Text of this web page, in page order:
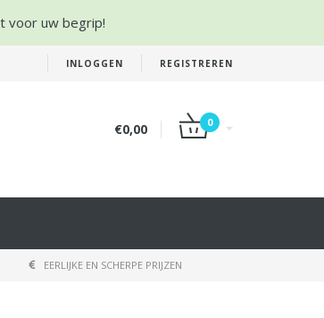
voor uw begrip!
INLOGGEN REGISTREREN
€0,00 0
EERLIJKE EN SCHERPE PRIJZEN